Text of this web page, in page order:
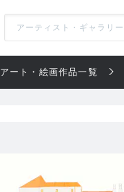
アート・絵画作品一覧